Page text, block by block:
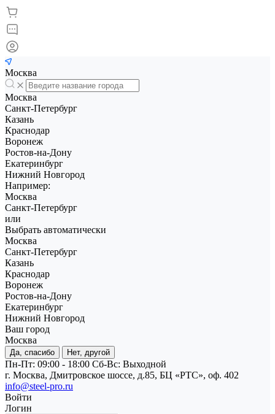
Москва
Москва
Санкт-Петербург
Казань
Краснодар
Воронеж
Ростов-на-Дону
Екатеринбург
Нижний Новгород
Например:
Москва
Санкт-Петербург
или
Выбрать автоматически
Москва
Санкт-Петербург
Казань
Краснодар
Воронеж
Ростов-на-Дону
Екатеринбург
Нижний Новгород
Ваш город
Москва
Да, спасибо Нет, другой
Пн-Пт: 09:00 - 18:00 Cб-Вс: Выходной
г. Москва, Дмитровское шоссе, д.85, БЦ «РТС», оф. 402
info@steel-pro.ru
Войти
Логин